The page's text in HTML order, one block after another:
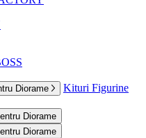
Diorame
Kituri Figurine
Diorame
Diorame